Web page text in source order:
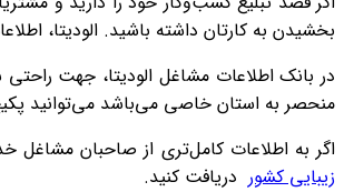
بخشیدن به کارتان داشته باشید. الودیتا،
در بانک اطلاعات مشاغل الودیتا، جهت
منحصر به استان خاصی می‌باشد می‌توانید پکیج
اگر به اطلاعات کامل‌تری از صاحبان مشاغل
زیبایی کشور دریافت کنید.